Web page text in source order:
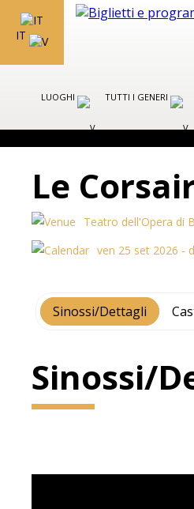
IT
LUOGHI TUTTI I GENERI
Le
Teatro dell'Opera di
ven 25 set 2026 -
Sinossi/Dettagli
Sinossi/